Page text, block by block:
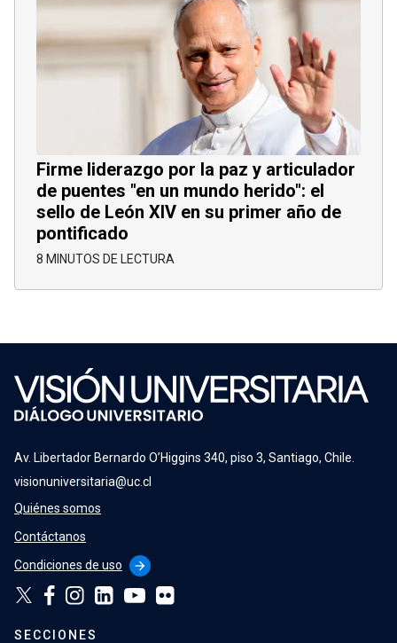
Firme liderazgo por la paz y articulador
de puentes "en un mundo herido": el
sello de León XIV en su primer año de
pontificado
8 MINUTOS DE LECTURA
Av. Libertador Bernardo O’Higgins 340, piso 3, Santiago, Chile.
visionuniversitaria@uc.cl
Quiénes somos
Contáctanos
Condiciones de uso
arrow_forward
SECCIONES